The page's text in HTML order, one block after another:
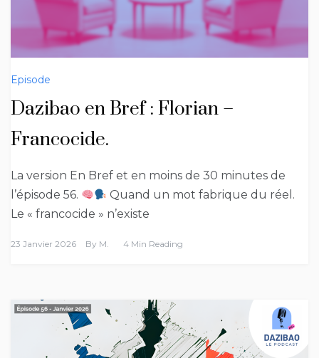
Episode
Dazibao en Bref : Florian –
Francocide.
La version En Bref et en moins de 30 minutes de
l’épisode 56.
Quand un mot fabrique du réel.
Le « francocide » n’existe
23 Janvier 2026 By M. 4 Min Reading